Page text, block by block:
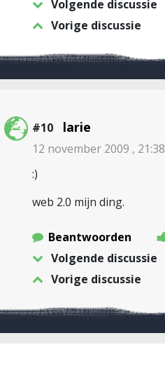
Volgende discussie
Vorige discussie
#10 larie
12 november 2009 , 21:38
:)
web 2.0 mijn ding.
Beantwoorden
Volgende discussie
Vorige discussie